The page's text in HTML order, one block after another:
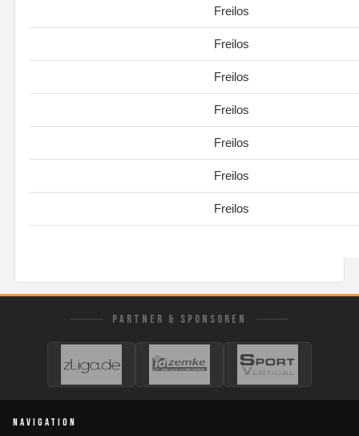
Freilos
Freilos
Freilos
Freilos
Freilos
Freilos
Freilos
PARTNER & SPONSOREN
NAVIGATION